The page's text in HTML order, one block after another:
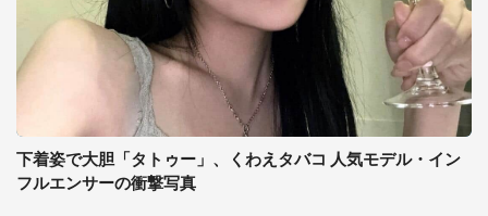
下着姿で大胆「タトゥー」、くわえタバコ 人気モデル・イン
フルエンサーの衝撃写真